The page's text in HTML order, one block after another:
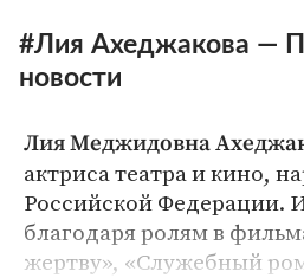
#Лия Ахеджакова —
новости
Лия Меджидовна
актриса театра и кино,
Российской Федерации.
благодаря ролям в
жертву», «Служебный